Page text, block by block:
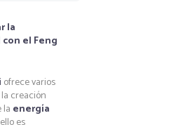
la
el Feng
ofrece varios
creación
la energía